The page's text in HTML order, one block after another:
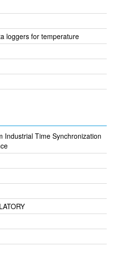
loggers for temperature
Industrial Time Synchronization